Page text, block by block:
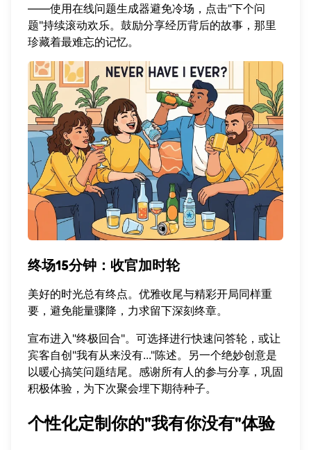
——使用在线问题生成器避免冷场，点击"下个问
题"持续滚动欢乐。鼓励分享经历背后的故事，那里
珍藏着最难忘的记忆。
终场15分钟：收官加时轮
美好的时光总有终点。优雅收尾与精彩开局同样重
要，避免能量骤降，力求留下深刻终章。
宣布进入"终极回合"。可选择进行快速问答轮，或让
宾客自创"我有从来没有..."陈述。另一个绝妙创意是
以暖心搞笑问题结尾。感谢所有人的参与分享，巩固
积极体验，为下次聚会埋下期待种子。
个性化定制你的"我有你没有"体验